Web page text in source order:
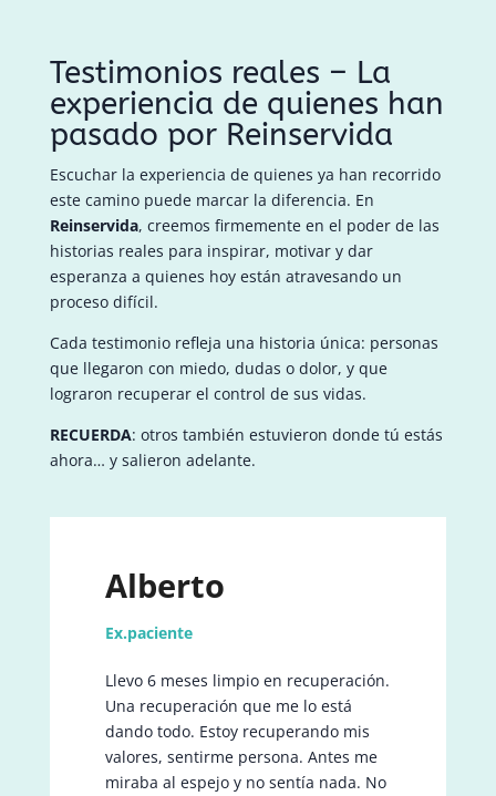
Testimonios reales – La
experiencia de quienes han
pasado por Reinservida
Escuchar la experiencia de quienes ya han recorrido
este camino puede marcar la diferencia. En
Reinservida, creemos firmemente en el poder de las
historias reales para inspirar, motivar y dar
esperanza a quienes hoy están atravesando un
proceso difícil.
Cada testimonio refleja una historia única: personas
que llegaron con miedo, dudas o dolor, y que
lograron recuperar el control de sus vidas.
RECUERDA: otros también estuvieron donde tú estás
ahora… y salieron adelante.
Alberto
Ex.paciente
Llevo 6 meses limpio en recuperación.
Una recuperación que me lo está
dando todo. Estoy recuperando mis
valores, sentirme persona. Antes me
miraba al espejo y no sentía nada. No